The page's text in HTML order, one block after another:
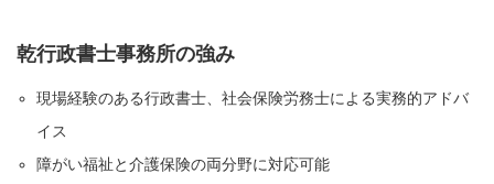
乾行政書士事務所の強み
現場経験のある行政書士、社会保険労務士による実務的アドバ
イス
障がい福祉と介護保険の両分野に対応可能